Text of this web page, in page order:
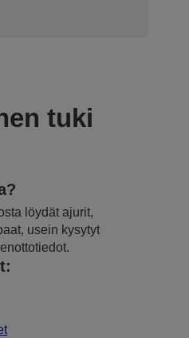
tuki
löydät ajurit,
usein kysytyt